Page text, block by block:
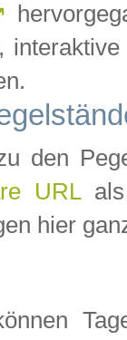
den
URLals
hier